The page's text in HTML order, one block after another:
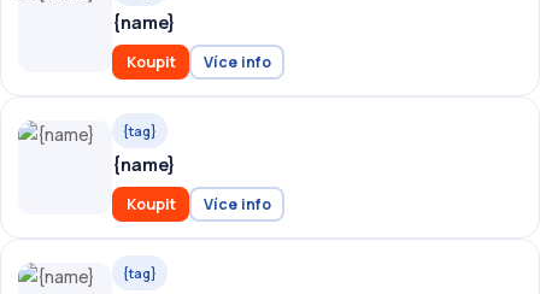
{name}
Koupit Více info
{tag}
{name}
Koupit Více info
{tag}